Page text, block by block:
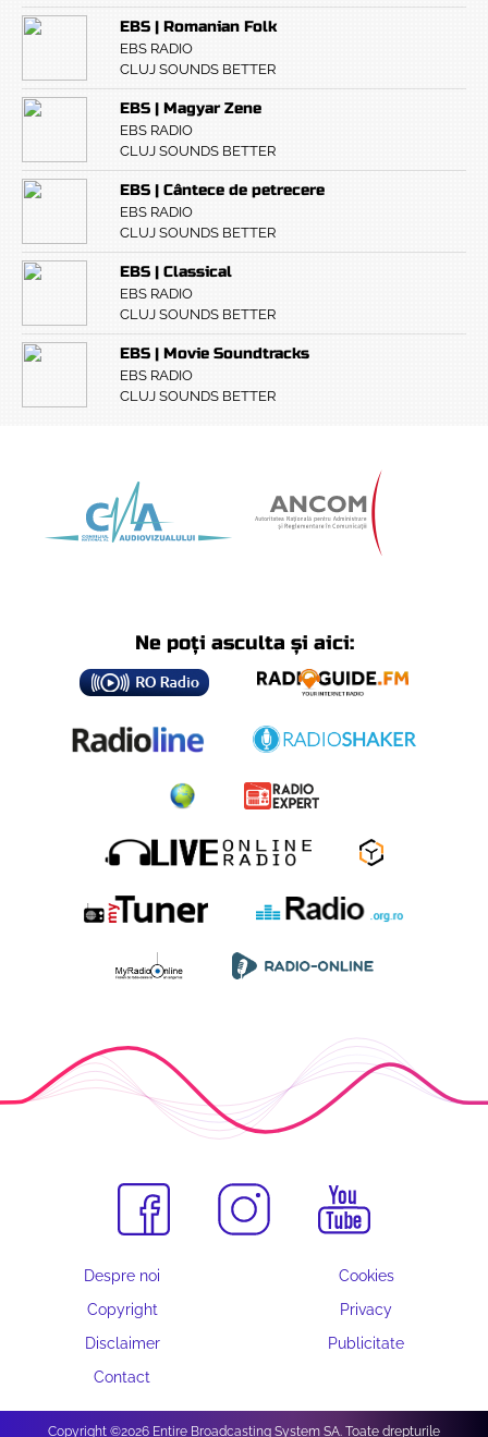
EBS | Romanian Folk
EBS RADIO
CLUJ SOUNDS BETTER
EBS | Magyar Zene
EBS RADIO
CLUJ SOUNDS BETTER
EBS | Cântece de petrecere
EBS RADIO
CLUJ SOUNDS BETTER
EBS | Classical
EBS RADIO
CLUJ SOUNDS BETTER
EBS | Movie Soundtracks
EBS RADIO
CLUJ SOUNDS BETTER
Ne poți asculta și aici:
Despre noi
Cookies
Copyright
Privacy
Disclaimer
Publicitate
Contact
Copyright ©2026 Entire Broadcasting System SA. Toate drepturile